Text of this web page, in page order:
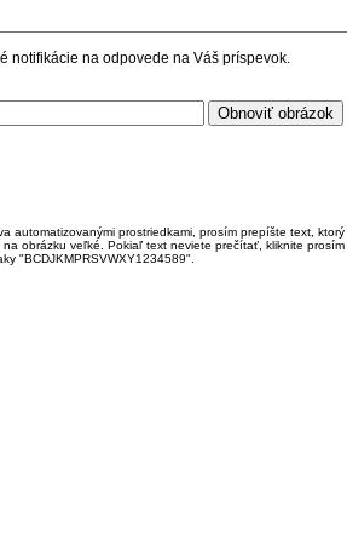
notifikácie na odpovede na Váš príspevok.
automatizovanými prostriedkami, prosím prepíšte text, ktorý
obrázku veľké. Pokiaľ text neviete prečítať, kliknite
"BCDJKMPRSVWXY1234589".